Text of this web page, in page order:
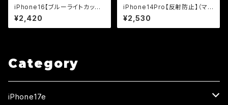
iPhone16【ブルーライトカット】
3カ月保証付き『ガラスフィルム
鎧』平面フルカバー
¥2,420
iPhone14Pro【反射防止】（マッ
ト）割れないセラミックフィルム
『鎧』全面フルカバー
¥2,530
Category
iPhone17e